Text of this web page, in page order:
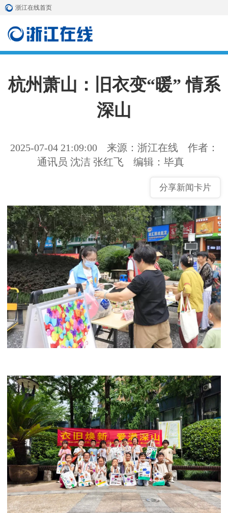
浙江在线首页
杭州萧山：旧衣变“暖” 情系
深山
2025-07-04 21:09:00 来源：浙江在线
作者：
通讯员 沈洁 张红飞
编辑：毕真
分享新闻卡片